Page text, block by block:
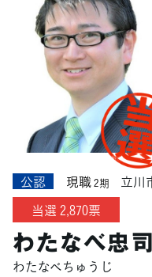
公認 現職2期
立川
当選 2,870票
わたなべ忠司
わたなべちゅうじ